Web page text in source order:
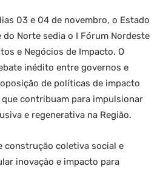
03 e 04 de novembro, o Estado
do Norte sedia o I Fórum Nordeste
e Negócios de Impacto. O
inédito entre governos e
de políticas de impacto
contribuam para impulsionar
e regenerativa na Região.
construção coletiva social e
inovação e impacto para